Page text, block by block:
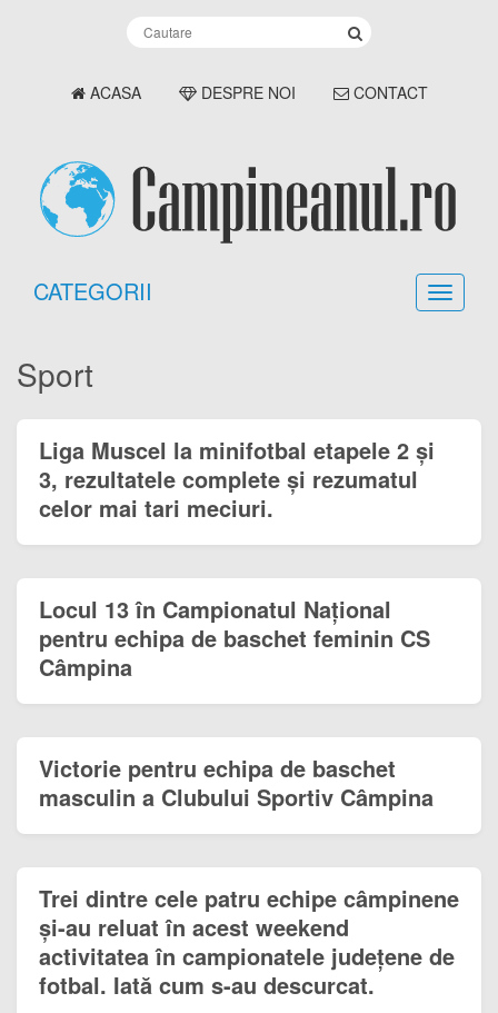
ACASA DESPRE NOI CONTACT
CATEGORII
Sport
Liga Muscel la minifotbal etapele 2 și
3, rezultatele complete și rezumatul
celor mai tari meciuri.
Locul 13 în Campionatul Național
pentru echipa de baschet feminin CS
Câmpina
Victorie pentru echipa de baschet
masculin a Clubului Sportiv Câmpina
Trei dintre cele patru echipe câmpinene
și-au reluat în acest weekend
activitatea în campionatele județene de
fotbal. Iată cum s-au descurcat.